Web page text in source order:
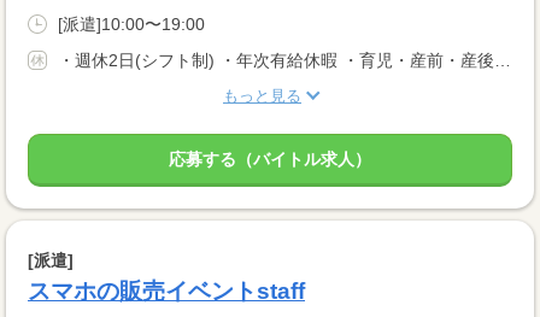
[派遣]10:00〜19:00
・週休2日(シフト制) ・年次有給休暇 ・育児・産前・産後休暇 ・弔事休暇 ・結婚休暇 ・出産休暇 ・交通遮断休暇 ・感染症休暇 ・罹災休暇 ・私傷病休暇 ・その他社内規定による休暇多数有
もっと見る
応募する（バイトル求人）
[派遣]
スマホの販売イベントstaff